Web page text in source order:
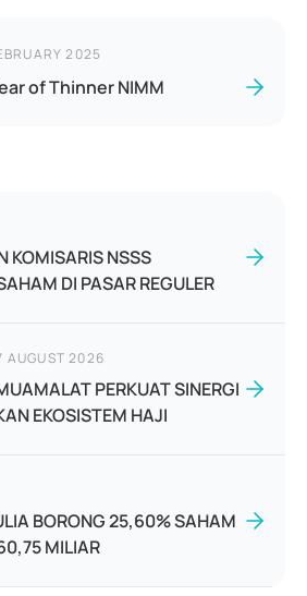
2025
of Thinner NIMM
KOMISARIS NSSS
DI PASAR REGULER
AUGUST 2026
PERKUAT SINERGI
EKOSISTEM HAJI
BORONG 25,60% SAHAM
MILIAR